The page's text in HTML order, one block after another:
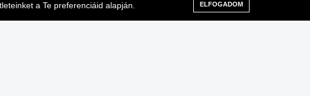
a Te preferenciáid alapján.
ELFOGADOM